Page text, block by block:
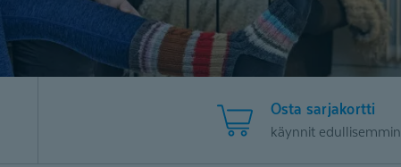
Osta sarjakortti
käynnit edullisemmin